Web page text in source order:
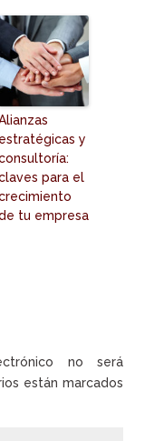
estratégicas y
para el
tu empresa
no será
están marcados